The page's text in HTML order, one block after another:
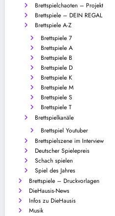
Brettspielchaoten – Projekt
Brettspiele – DEIN REGAL
Brettspiele A-Z
Brettspiele 7
Brettspiele A
Brettspiele B
Brettspiele D
Brettspiele K
Brettspiele M
Brettspiele S
Brettspiele T
Brettspielkanäle
Brettspiel Youtuber
Brettspielszene im Interview
Deutscher Spielepreis
Schach spielen
Spiel des Jahres
Brettspiele – Druckvorlagen
DieHausis-News
Infos zu DieHausis
Musik